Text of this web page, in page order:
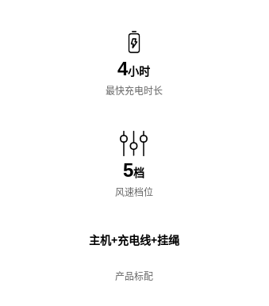
4小时
最快充电时长
5档
风速档位
主机+充电线+挂绳
产品标配